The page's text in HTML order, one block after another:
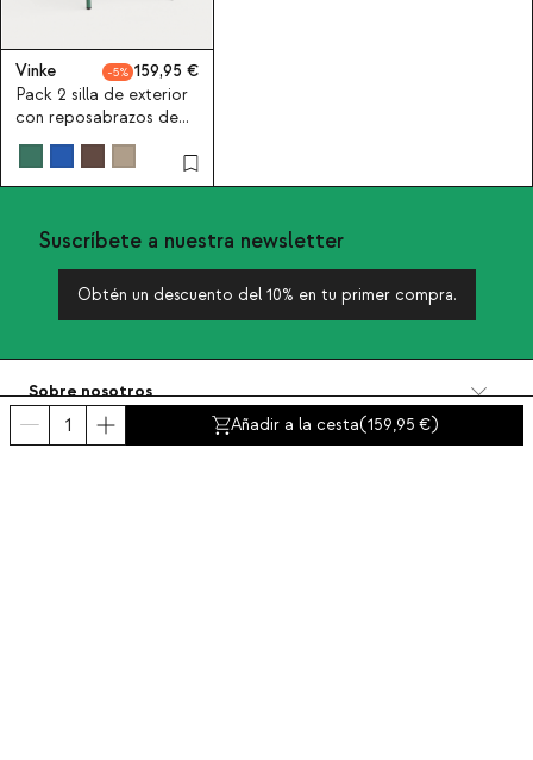
Añadir a la cesta(159,95 )
Vinke 5
159,95
Pack 2 silla de exterior
con reposabrazos de
aluminio y tela Vinke
Suscríbete a nuestra newsletter
Obtén un descuento del 10% en tu primer compra.
Sobre nosotros
Categorías
Contacto y ayuda